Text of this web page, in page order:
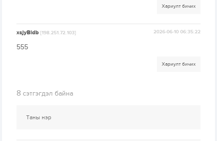
Хариулт бичих
xsjyBldb[198.251.72.103] 2026-06-10 06:35:22
555
Хариулт бичих
8 сэтгэгдэл байна